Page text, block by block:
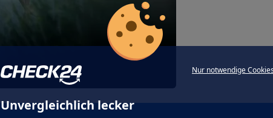
Nur notwendige
Unvergleichlich lecker